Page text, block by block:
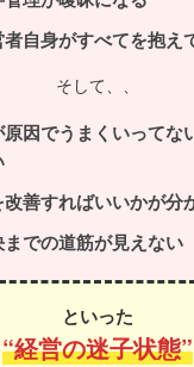
者自身がすべてを抱え
そして、、
原因でうまくいってな
改善すればいいかが分
までの道筋が見えない
といった
“経営の迷子状態”